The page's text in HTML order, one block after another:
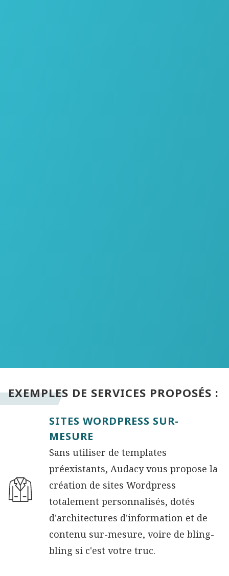
EXEMPLES DE SERVICES PROPOSÉS :
SITES WORDPRESS SUR-
MESURE
Sans utiliser de templates
préexistants, Audacy vous propose la
création de sites Wordpress
totalement personnalisés, dotés
d'architectures d'information et de
contenu sur-mesure, voire de bling-
bling si c'est votre truc.